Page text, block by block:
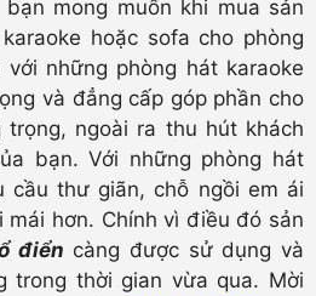
mong muốn khi mua sản
hoặc sofa cho phòng
những phòng hát karaoke
và đẳng cấp góp phần cho
trọng, ngoài ra thu hút khách
bạn. Với những phòng hát
cầu thư giãn, chỗ ngồi em ái
mái hơn. Chính vì điều đó sản
điển càng được sử dụng và
trong thời gian vừa qua. Mời